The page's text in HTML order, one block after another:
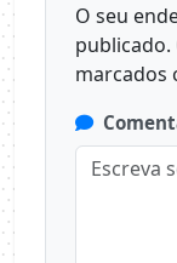
O seu
publicado.
marcados